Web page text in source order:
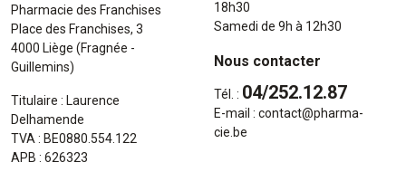
Pharmacie des Franchises
Place des Franchises, 3
4000 Liège (Fragnée -
Guillemins)
Titulaire : Laurence
Delhamende
TVA : BE0880.554.122
APB : 626323
18h30
Samedi de 9h à 12h30
Nous contacter
Tél. : 04/252.12.87
E-mail : contact@pharma-
cie.be